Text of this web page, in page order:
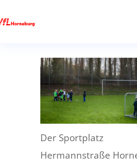
Der Sportplatz
Hermannstraße